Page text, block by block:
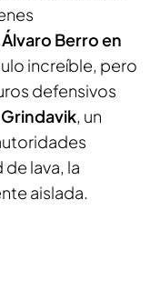
Berro en
increíble, pero
defensivos
Grindavik, un
lava, la
aislada.